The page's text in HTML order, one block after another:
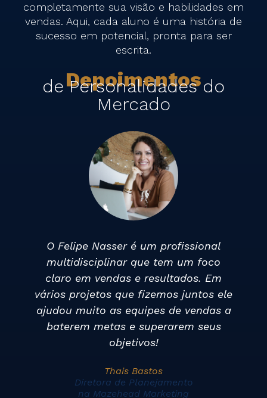
completamente sua visão e habilidades em
vendas. Aqui, cada aluno é uma história de
sucesso em potencial, pronta para ser
escrita.
Depoimentos
de Personalidades do
Mercado
Trabalhar com o Felipe Nasser é
participar de um universo de
conhecimento e sua capacidade em
identificar oportunidades de
marketing utilizando os recursos da
neurociência em tudo se destaca com
naturalidade. Além de ser um grande
profissionais encontrarem o seu
melhor potencial. Recomendo sempre.